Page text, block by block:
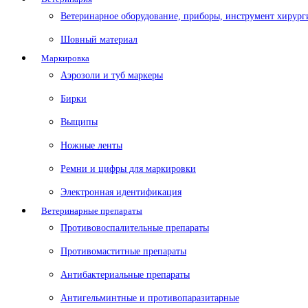
Ветеринарное оборудование, приборы, инструмент
Шовный материал
Маркировка
Аэрозоли и туб маркеры
Бирки
Выщипы
Ножные ленты
Ремни и цифры для маркировки
Электронная идентификация
Ветеринарные препараты
Противовоспалительные препараты
Противомаститные препараты
Антибактериальные препараты
Антигельминтные и противопаразитарные